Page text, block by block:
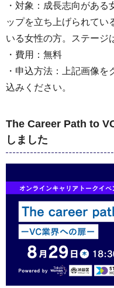
・対象：成長志向があ
ップを立ち上げられてい
いる女性の方。ステージ
・費用：無料
・申込方法：上記画像
込みください。
The Career Path to
しました